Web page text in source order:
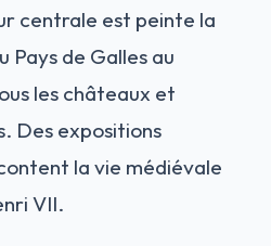
centrale est peinte la
Pays de Galles au
les châteaux et
Des expositions
la vie médiévale
VII.